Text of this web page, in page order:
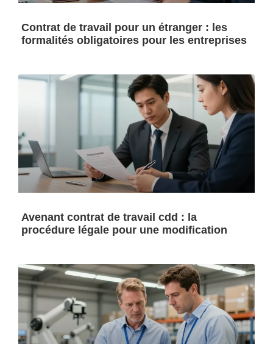
Contrat de travail pour un étranger : les
formalités obligatoires pour les entreprises
Avenant contrat de travail cdd : la
procédure légale pour une modification